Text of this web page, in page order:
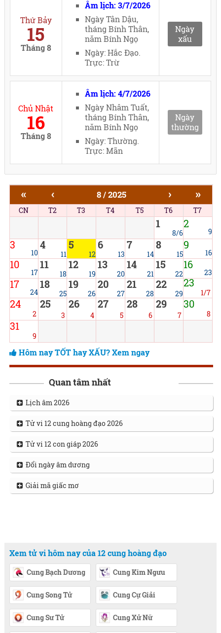
Thứ Bảy
15
Tháng 8
Âm lịch: 3/7/2026
Ngày Tân Dậu,
tháng Bính Thân,
năm Bính Ngọ
Ngày: Hắc Đạo.
Trực: Trừ
Ngày
xấu
Chủ Nhật
16
Tháng 8
Âm lịch: 4/7/2026
Ngày Nhâm Tuất,
tháng Bính Thân,
năm Bính Ngọ
Ngày: Thường.
Trực: Mãn
Ngày
thường
« ‹ 8 / 2025 › »
CN T2 T3 T4 T5 T6 T7
1
8/6
2
9
3
10
4
11
5
12
6
13
7
14
8
15
9
16
10
17
11
18
12
19
13
20
14
21
15
22
16
23
17
24
18
25
19
26
20
27
21
28
22
29
23
1/7
24
2
25
3
26
4
27
5
28
6
29
7
30
8
31
9
Hôm nay TỐT hay XẤU? Xem ngay
Quan tâm nhất
Lịch âm 2026
Tử vi 12 cung hoàng đạo 2026
Tử vi 12 con giáp 2026
Đổi ngày âm dương
Giải mã giấc mơ
Xem tử vi hôm nay của 12 cung hoàng đạo
Cung Bạch Dương Cung Kim Ngưu
Cung Song Tử Cung Cự Giải
Cung Sư Tử Cung Xử Nữ